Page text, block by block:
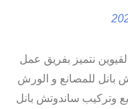
نتميز بفريق عمل
للمصانع و الورش
وتركيب ساندوتش بانل